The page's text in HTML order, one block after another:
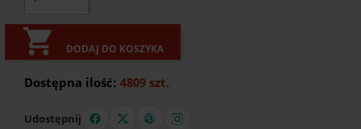
 DODAJ DO KOSZYKA
Dostępna ilość: 4809 szt.
Udostępnij